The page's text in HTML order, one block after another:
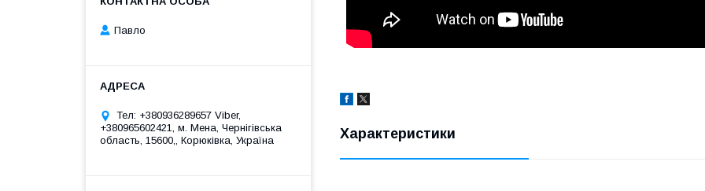
Характеристики
Павло
Тел: +380936289657 Viber,
+380965602421, м. Мена, Чернігівська
область, 15600,, Корюківка, Україна